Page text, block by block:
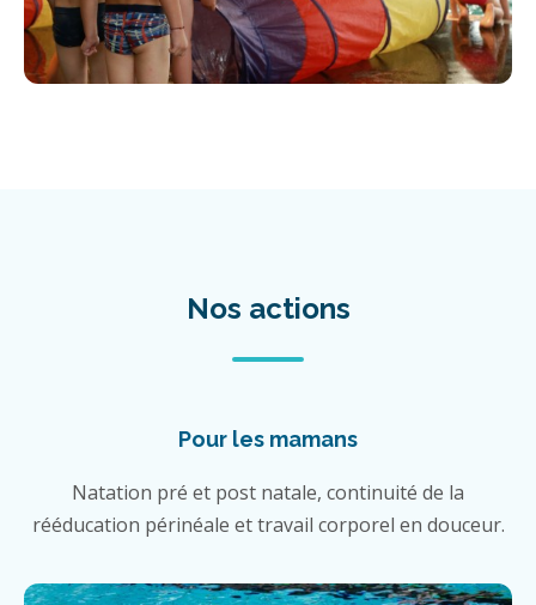
Nos actions
Pour les mamans
Natation pré et post natale, continuité de la
rééducation périnéale et travail corporel en douceur.